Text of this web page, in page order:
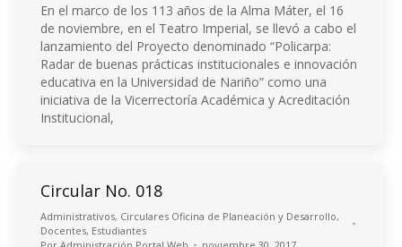
En el marco de los 113 años de la Alma Máter, el 16
de noviembre, en el Teatro Imperial, se llevó a cabo el
lanzamiento del Proyecto denominado “Policarpa:
Radar de buenas prácticas institucionales e innovación
educativa en la Universidad de Nariño” como una
iniciativa de la Vicerrectoría Académica y Acreditación
Institucional,
Circular No. 018
Administrativos, Circulares Oficina de Planeación y Desarrollo,
Docentes, Estudiantes